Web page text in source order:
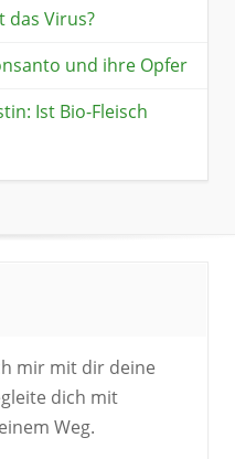
das Virus?
und ihre Opfer
Ist Bio-Fleisch
mir mit dir deine
dich mit
Weg.